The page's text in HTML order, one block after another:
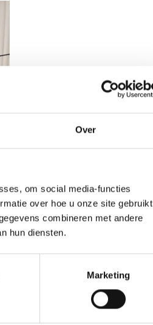
Over
om social media-functies
over hoe u onze site gebruikt
combineren met andere
hun diensten.
Marketing